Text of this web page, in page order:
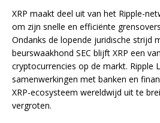
XRP maakt deel uit van het Ripple-
om zijn snelle en efficiënte
Ondanks de lopende juridische strijd
beurswaakhond SEC blijft XRP een
cryptocurrencies op de markt. Ripple
samenwerkingen met banken en
XRP-ecosysteem wereldwijd uit te
vergroten.